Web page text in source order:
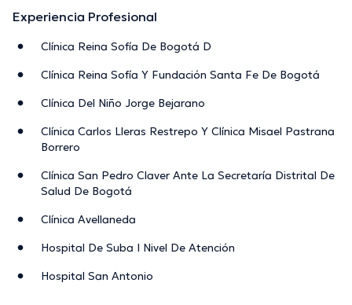
Experiencia Profesional
Clínica Reina Sofía De Bogotá D
Clínica Reina Sofía Y Fundación Santa Fe De Bogotá
Clínica Del Niño Jorge Bejarano
Clínica Carlos Lleras Restrepo Y Clínica Misael Pastrana
Borrero
Clínica San Pedro Claver Ante La Secretaría Distrital De
Salud De Bogotá
Clínica Avellaneda
Hospital De Suba I Nivel De Atención
Hospital San Antonio